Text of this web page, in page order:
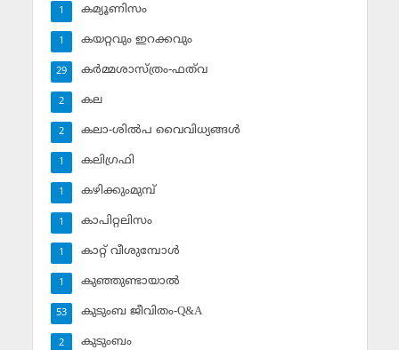
കമ്യൂണിസം
1
കയറ്റവും ഇറക്കവും
1
കര്‍മ്മശാസ്ത്രം-ഫത്‌വ
29
കല
2
കലാ-ശില്‍പ വൈവിധ്യങ്ങള്‍
2
കലിഗ്രഫി
1
കഴിക്കുംമുമ്പ്
1
കാപിറ്റലിസം
1
കാറ്റ് വീശുമ്പോള്‍
1
കുഞ്ഞുണ്ടായാല്‍
1
കുടുംബ ജീവിതം-Q&A
53
കുടുംബം
2